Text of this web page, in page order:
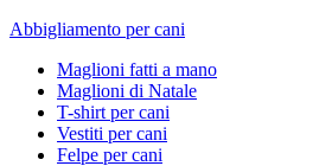
Abbigliamento per cani
Maglioni fatti a mano
Maglioni di Natale
T-shirt per cani
Vestiti per cani
Felpe per cani